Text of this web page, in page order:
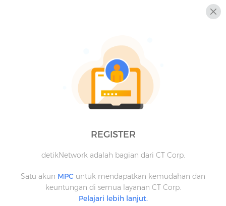
REGISTER
detikNetwork adalah bagian dari CT Corp.
Satu akun MPC untuk mendapatkan kemudahan dan
keuntungan di semua layanan CT Corp.
Pelajari lebih lanjut.